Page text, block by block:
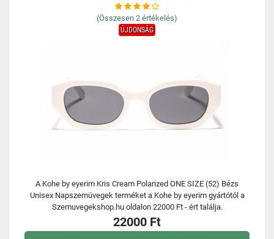
(Összesen 2 értékelés)
ÚJDONSÁG
A Kohe by eyerim Kris Cream Polarized ONE SIZE (52) Bézs
Unisex Napszemüvegek terméket a Kohe by eyerim gyártótól a
Szemuvegekshop.hu oldalon 22000 Ft - ért találja.
22000 Ft